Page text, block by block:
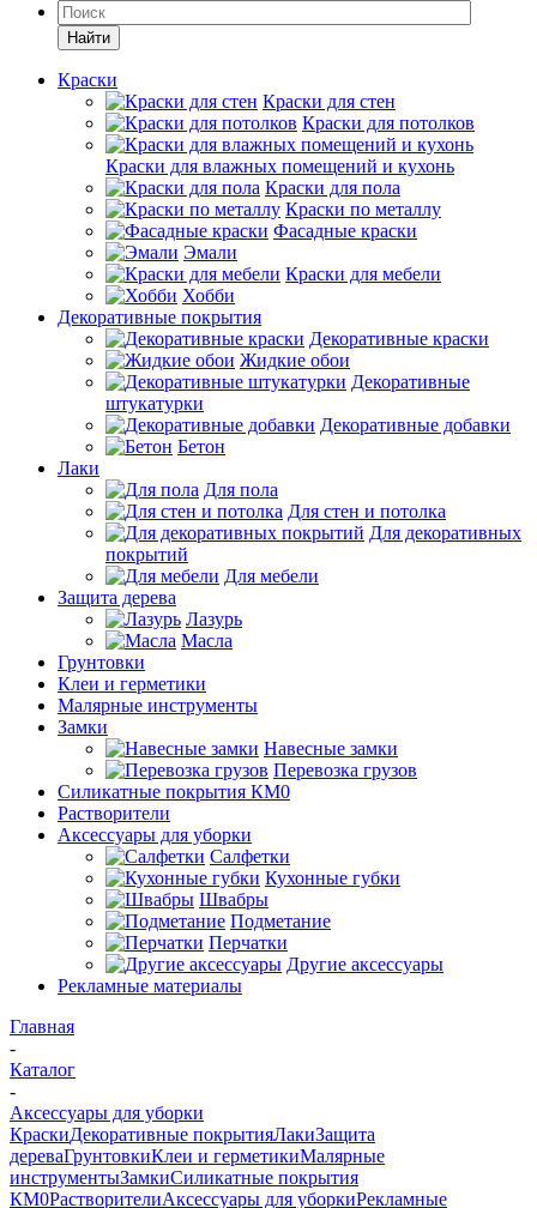
Найти
Краски
Краски для стен
Краски для потолков
Краски для влажных помещений и кухонь
Краски для пола
Краски по металлу
Фасадные краски
Эмали
Краски для мебели
Хобби
Декоративные покрытия
Декоративные краски
Жидкие обои
Декоративные
штукатурки
Декоративные добавки
Бетон
Лаки
Для пола
Для стен и потолка
Для декоративных
покрытий
Для мебели
Защита дерева
Лазурь
Масла
Грунтовки
Клеи и герметики
Малярные инструменты
Замки
Навесные замки
Перевозка грузов
Силикатные покрытия КМ0
Растворители
Аксессуары для уборки
Салфетки
Кухонные губки
Швабры
Подметание
Перчатки
Другие аксессуары
Рекламные материалы
Главная
-
Каталог
-
Аксессуары для уборки
КраскиДекоративные покрытияЛакиЗащита
дереваГрунтовкиКлеи и герметикиМалярные
инструментыЗамкиСиликатные покрытия
КМ0РастворителиАксессуары для уборкиРекламные